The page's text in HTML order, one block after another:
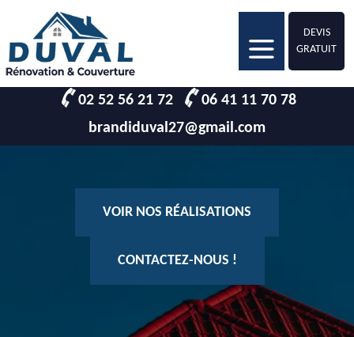
DEVIS
GRATUIT
02 52 56 21 72
06 41 11 70 78
brandiduval27@gmail.com
VOIR NOS RÉALISATIONS
CONTACTEZ-NOUS !